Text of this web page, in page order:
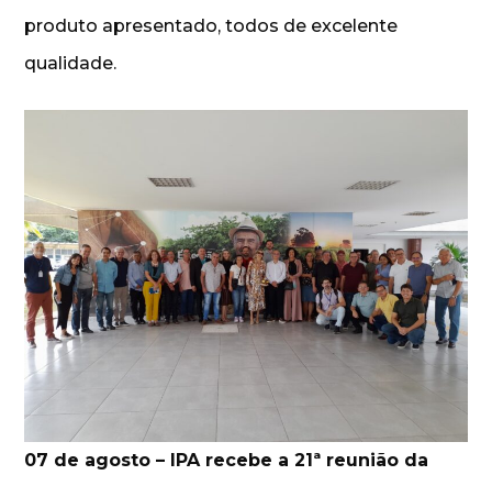
produto apresentado, todos de excelente
qualidade.
07 de agosto – IPA recebe a 21ª reunião da